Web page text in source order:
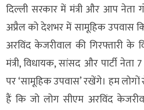
दिल्ली सरकार में मंत्री और आप नेता
अप्रैल को देशभर में सामूहिक उपवास
अरविंद केजरीवाल की गिरफ्तारी
मंत्री, विधायक, सांसद और पार्टी
पर ‘सामूहिक उपवास’ रखेंगे। हम
हैं कि जो लोग सीएम अरविंद